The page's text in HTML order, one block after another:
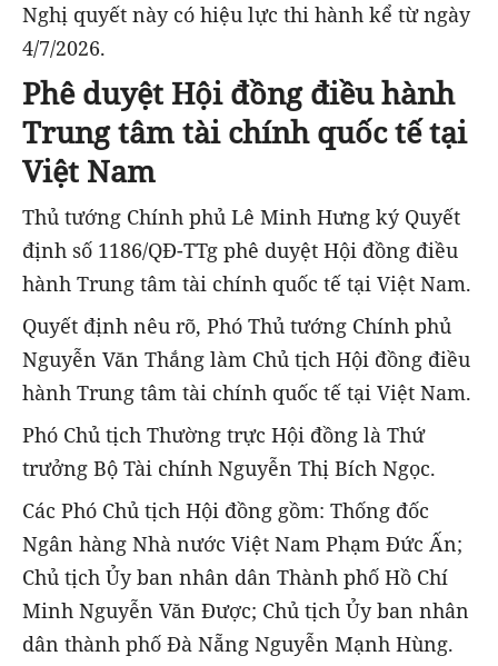
Nghị quyết này có hiệu lực thi hành kể từ ngày
4/7/2026.
Phê duyệt Hội đồng điều hành
Trung tâm tài chính quốc tế tại
Việt Nam
Thủ tướng Chính phủ Lê Minh Hưng ký Quyết
định số 1186/QĐ-TTg phê duyệt Hội đồng điều
hành Trung tâm tài chính quốc tế tại Việt Nam.
Quyết định nêu rõ, Phó Thủ tướng Chính phủ
Nguyễn Văn Thắng làm Chủ tịch Hội đồng điều
hành Trung tâm tài chính quốc tế tại Việt Nam.
Phó Chủ tịch Thường trực Hội đồng là Thứ
trưởng Bộ Tài chính Nguyễn Thị Bích Ngọc.
Các Phó Chủ tịch Hội đồng gồm: Thống đốc
Ngân hàng Nhà nước Việt Nam Phạm Đức Ấn;
Chủ tịch Ủy ban nhân dân Thành phố Hồ Chí
Minh Nguyễn Văn Được; Chủ tịch Ủy ban nhân
dân thành phố Đà Nẵng Nguyễn Mạnh Hùng.